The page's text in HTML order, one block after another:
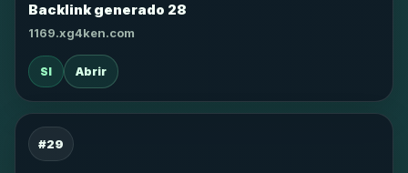
Backlink generado 28
1169.xg4ken.com
SI Abrir
#29